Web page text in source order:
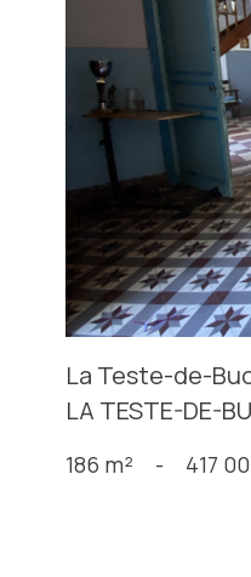
La Teste-de-
LA TESTE-DE-
186 m² - 417